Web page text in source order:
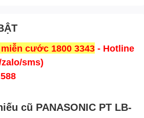
cước 1800 3343 - Hotline
sms)
cũ PANASONIC PT LB-